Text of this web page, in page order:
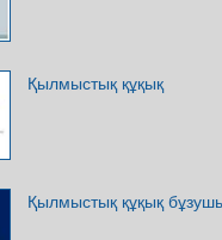
Қылмыстық құқық
Қылмыстық құқық